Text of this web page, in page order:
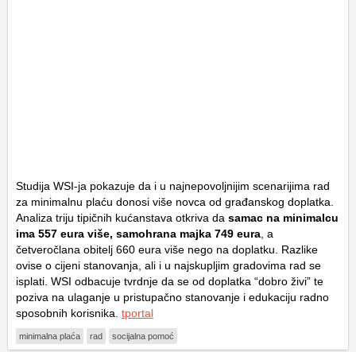
Studija WSI-ja pokazuje da i u najnepovoljnijim scenarijima rad
za minimalnu plaću donosi više novca od građanskog doplatka.
Analiza triju tipičnih kućanstava otkriva da samac na minimalcu
ima 557 eura više, samohrana majka 749 eura , a
četveročlana obitelj 660 eura više nego na doplatku. Razlike
ovise o cijeni stanovanja, ali i u najskupljim gradovima rad se
isplati. WSI odbacuje tvrdnje da se od doplatka “dobro živi” te
poziva na ulaganje u pristupačno stanovanje i edukaciju radno
sposobnih korisnika. tportal
minimalna plaća rad socijalna pomoć